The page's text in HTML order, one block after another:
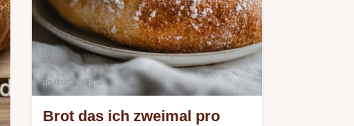
Brot das ich zweimal pro